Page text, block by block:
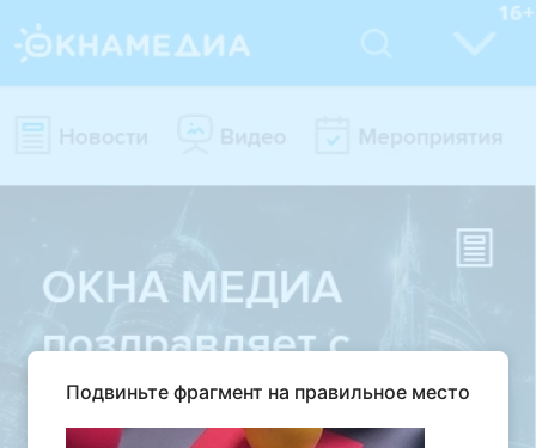
Подвиньте фрагмент на правильное место